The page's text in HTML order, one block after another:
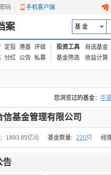
码 手机客户端
案 基 金
定投 港基 评级
分红 公告 私募
投资工具
自选基金
基金筛选
收益计算
您浏览过的基金： 华
易方达上证中盘ETF联
信基金管理有限公司
: 1893.85亿元 基金数量: 220只 经
告